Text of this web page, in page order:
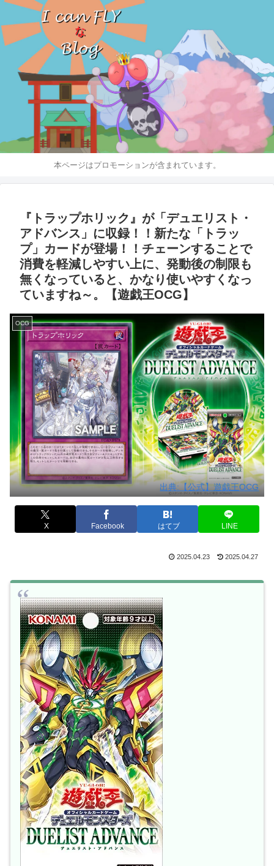
本ページはプロモーションが含まれています。
『トラップホリック』が「デュエリスト・
アドバンス」に収録！！新たな「トラッ
プ」カードが登場！！チェーンすることで
消費を軽減しやすい上に、発動後の制限も
無くなっていると、かなり使いやすくなっ
ていますね～。【遊戯王OCG】
OCG
出典:【公式】遊戯王OCG
X Facebook はてブ LINE
2025.04.23 2025.04.27